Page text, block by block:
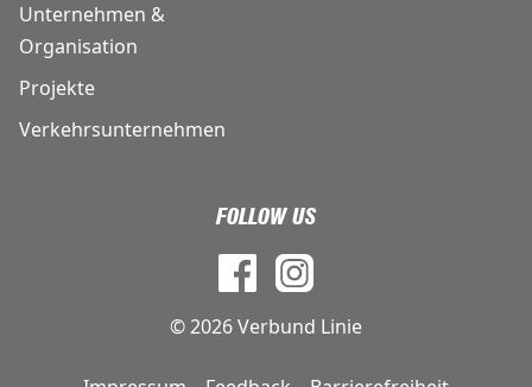
Unternehmen &
Organisation
Projekte
Verkehrsunternehmen
FOLLOW US
© 2026 Verbund Linie